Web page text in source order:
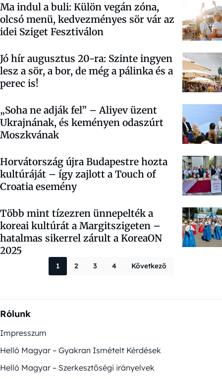
Ma indul a buli: Külön vegán zóna,
olcsó menü, kedvezményes sör vár az
idei Sziget Fesztiválon
Jó hír augusztus 20-ra: Szinte ingyen
lesz a sör, a bor, de még a pálinka és a
perec is!
„Soha ne adják fel” – Aliyev üzent
Ukrajnának, és keményen odaszúrt
Moszkvának
Horvátország újra Budapestre hozta
kultúráját – így zajlott a Touch of
Croatia esemény
Több mint tízezren ünnepelték a
koreai kultúrát a Margitszigeten –
hatalmas sikerrel zárult a KoreaON
2025
Bejegyzések
1 2 3 4 Következő
Rólunk
Impresszum
Helló Magyar – Gyakran Ismételt Kérdések
Helló Magyar – Szerkesztőségi irányelvek